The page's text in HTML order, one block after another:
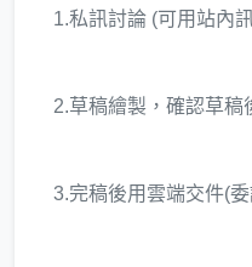
1.私訊討論 (可用站內
2.草稿繪製，確認草稿
3.完稿後用雲端交件(